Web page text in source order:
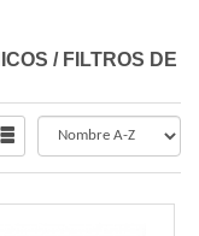
/ FILTROS DE